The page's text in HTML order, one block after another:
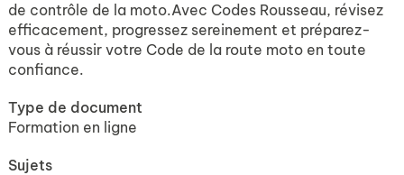
de contrôle de la moto.Avec Codes Rousseau, révisez
efficacement, progressez sereinement et préparez-
vous à réussir votre Code de la route moto en toute
confiance.
Type de document
Formation en ligne
Sujets